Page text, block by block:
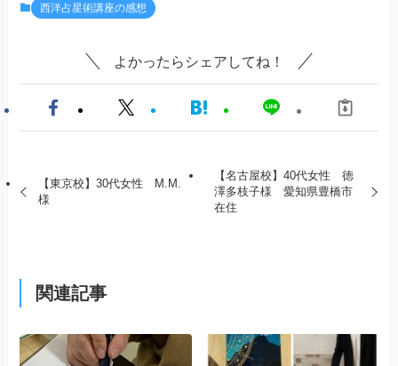
西洋占星術講座の感想
よかったらシェアしてね！
【東京校】30代女性 M.M.
様
【名古屋校】40代女性 徳
澤多枝子様 愛知県豊橋市
在住
関連記事